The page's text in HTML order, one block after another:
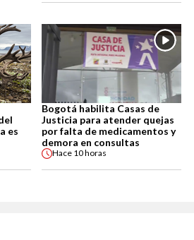
es
Bogotá habilita Casas de
Justicia para atender quejas
por falta de medicamentos y
demora en consultas
Hace 10 horas